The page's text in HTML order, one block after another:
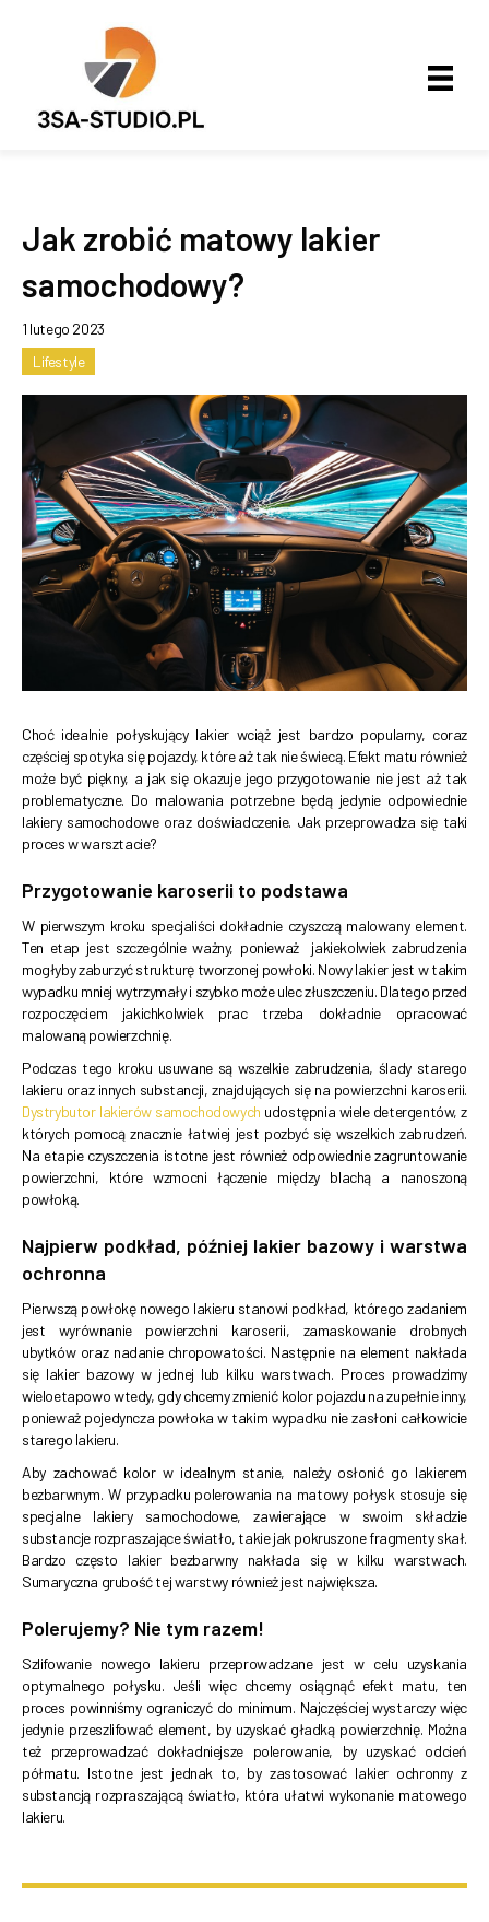
Jak zrobić matowy lakier
samochodowy?
1 lutego 2023
Lifestyle
Choć idealnie połyskujący lakier wciąż jest bardzo popularny, coraz
częściej spotyka się pojazdy, które aż tak nie świecą. Efekt matu również
może być piękny, a jak się okazuje jego przygotowanie nie jest aż tak
problematyczne. Do malowania potrzebne będą jedynie odpowiednie
lakiery samochodowe oraz doświadczenie. Jak przeprowadza się taki
proces w warsztacie?
Przygotowanie karoserii to podstawa
W pierwszym kroku specjaliści dokładnie czyszczą malowany element.
Ten etap jest szczególnie ważny, ponieważ jakiekolwiek zabrudzenia
mogłyby zaburzyć strukturę tworzonej powłoki. Nowy lakier jest w takim
wypadku mniej wytrzymały i szybko może ulec złuszczeniu. Dlatego przed
rozpoczęciem jakichkolwiek prac trzeba dokładnie opracować
malowaną powierzchnię.
Podczas tego kroku usuwane są wszelkie zabrudzenia, ślady starego
lakieru oraz innych substancji, znajdujących się na powierzchni karoserii.
Dystrybutor lakierów samochodowych udostępnia wiele detergentów, z
których pomocą znacznie łatwiej jest pozbyć się wszelkich zabrudzeń.
Na etapie czyszczenia istotne jest również odpowiednie zagruntowanie
powierzchni, które wzmocni łączenie między blachą a nanoszoną
powłoką.
Najpierw podkład, później lakier bazowy i warstwa
ochronna
Pierwszą powłokę nowego lakieru stanowi podkład, którego zadaniem
jest wyrównanie powierzchni karoserii, zamaskowanie drobnych
ubytków oraz nadanie chropowatości. Następnie na element nakłada
się lakier bazowy w jednej lub kilku warstwach. Proces prowadzimy
wieloetapowo wtedy, gdy chcemy zmienić kolor pojazdu na zupełnie inny,
ponieważ pojedyncza powłoka w takim wypadku nie zasłoni całkowicie
starego lakieru.
Aby zachować kolor w idealnym stanie, należy osłonić go lakierem
bezbarwnym. W przypadku polerowania na matowy połysk stosuje się
specjalne lakiery samochodowe, zawierające w swoim składzie
substancje rozpraszające światło, takie jak pokruszone fragmenty skał.
Bardzo często lakier bezbarwny nakłada się w kilku warstwach.
Sumaryczna grubość tej warstwy również jest największa.
Polerujemy? Nie tym razem!
Szlifowanie nowego lakieru przeprowadzane jest w celu uzyskania
optymalnego połysku. Jeśli więc chcemy osiągnąć efekt matu, ten
proces powinniśmy ograniczyć do minimum. Najczęściej wystarczy więc
jedynie przeszlifować element, by uzyskać gładką powierzchnię. Można
też przeprowadzać dokładniejsze polerowanie, by uzyskać odcień
półmatu. Istotne jest jednak to, by zastosować lakier ochronny z
substancją rozpraszającą światło, która ułatwi wykonanie matowego
lakieru.